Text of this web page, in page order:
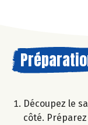
Découpez le
côté.